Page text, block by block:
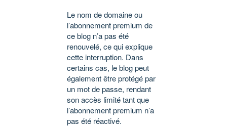
Le nom de domaine ou
l’abonnement premium de
ce blog n’a pas été
renouvelé, ce qui explique
cette interruption. Dans
certains cas, le blog peut
également être protégé par
un mot de passe, rendant
son accès limité tant que
l’abonnement premium n’a
pas été réactivé.